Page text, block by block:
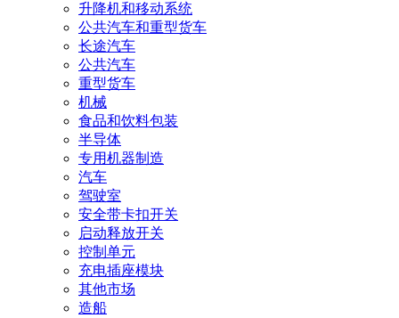
升降机和移动系统
公共汽车和重型货车
长途汽车
公共汽车
重型货车
机械
食品和饮料包装
半导体
专用机器制造
汽车
驾驶室
安全带卡扣开关
启动释放开关
控制单元
充电插座模块
其他市场
造船